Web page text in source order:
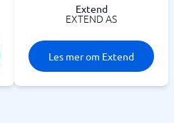
Extend
EXTEND AS
Les mer om Extend